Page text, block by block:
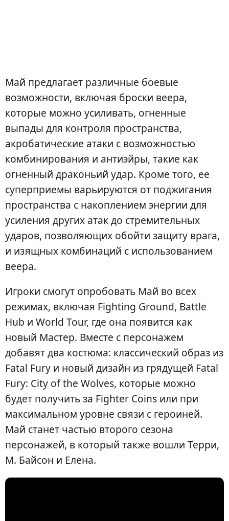
Май предлагает различные боевые
возможности, включая броски веера,
которые можно усиливать, огненные
выпады для контроля пространства,
акробатические атаки с возможностью
комбинирования и антиэйры, такие как
огненный драконьий удар. Кроме того, ее
суперприемы варьируются от поджигания
пространства с накоплением энергии для
усиления других атак до стремительных
ударов, позволяющих обойти защиту врага,
и изящных комбинаций с использованием
веера.
Игроки смогут опробовать Май во всех
режимах, включая Fighting Ground, Battle
Hub и World Tour, где она появится как
новый Мастер. Вместе с персонажем
добавят два костюма: классический образ из
Fatal Fury и новый дизайн из грядущей Fatal
Fury: City of the Wolves, которые можно
будет получить за Fighter Coins или при
максимальном уровне связи с героиней.
Май станет частью второго сезона
персонажей, в который также вошли Терри,
М. Байсон и Елена.